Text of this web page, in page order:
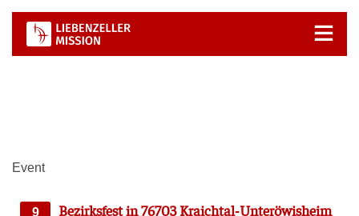
Zum
Inhalt
springen
Event
9 Bezirks­fest in 76703 Kraichtal-Unteröwisheim